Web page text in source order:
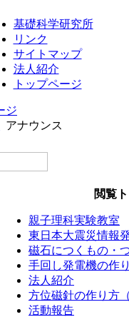
基礎科学研究所
リンク
サイトマップ
法人紹介
トップページ
アナウンス
閲覧
親子理科実験教室
東日本大震災情報
磁石につくもの・
手回し発電機の作
法人紹介
方位磁針の作り方
活動報告